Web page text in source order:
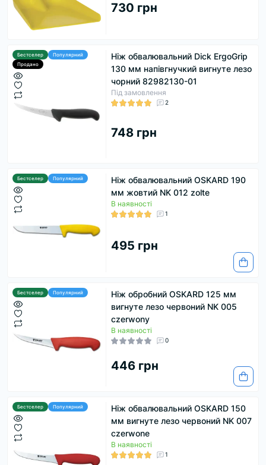
730 грн
Бестселер
Популярний
Продано
Ніж обвалювальний Dick ErgoGrip
130 мм напівгнучкий вигнуте лезо
чорний 82982130-01
Під замовлення
2
748 грн
Бестселер Популярний
Ніж обвалювальний OSKARD 190
мм жовтий NK 012 zolte
В наявності
1
495 грн
Бестселер Популярний
Ніж обробний OSKARD 125 мм
вигнуте лезо червоний NK 005
czerwony
В наявності
0
446 грн
Бестселер Популярний
Ніж обвалювальний OSKARD 150
мм вигнуте лезо червоний NK 007
czerwone
В наявності
1